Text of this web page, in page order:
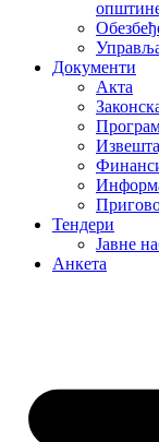
Документи
Акта
Тендери
Јавне
Анкета